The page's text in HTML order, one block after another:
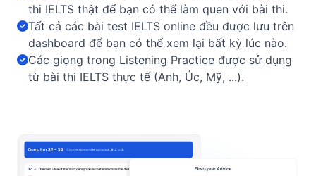
thi IELTS thật để bạn có thể làm quen với bài thi.
Tất cả các bài test IELTS online đều được lưu trên
dashboard để bạn có thể xem lại bất kỳ lúc nào.
Các giọng trong Listening Practice được sử dụng
từ bài thi IELTS thực tế (Anh, Úc, Mỹ, ...).